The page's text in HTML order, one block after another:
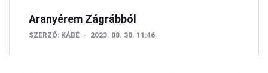
Aranyérem Zágrábból
SZERZŐ: KÁBÉ 2023. 08. 30. 11:46